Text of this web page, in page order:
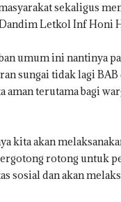
sekaligus
Letkol Inf Honi
umum ini nantinya
sungai tidak lagi BAB
terutama bagi
kita akan
rotong untuk
sosial dan akan